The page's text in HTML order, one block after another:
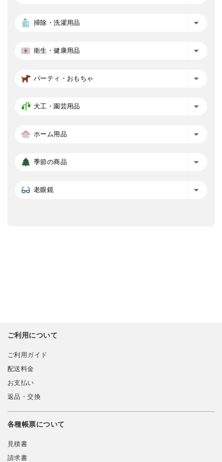
掃除・洗濯用品
衛生・健康用品
パーティ・おもちゃ
大工・園芸用品
ホーム用品
季節の商品
老眼鏡
ご利用について
ご利用ガイド
配送料金
お支払い
返品・交換
各種帳票について
見積書
請求書